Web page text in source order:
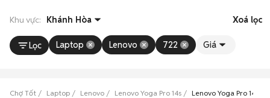
Khu vực: Khánh Hòa Xoá lọc
Lọc Laptop Lenovo 722 Giá
Chợ Tốt Laptop Lenovo Lenovo Yoga Pro 14s Lenovo Yoga Pro 14s